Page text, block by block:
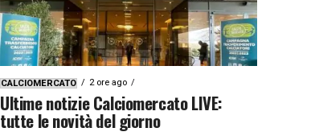
CALCIOMERCATO 2 ore ago
Ultime notizie Calciomercato LIVE:
tutte le novità del giorno